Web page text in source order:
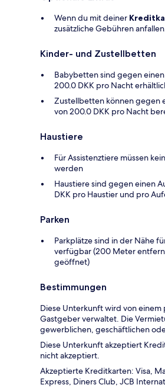
Wenn du mit deiner
zusätzliche Gebühren
Kinder- und Zustellbetten
Babybetten sind gegen
200.0 DKK pro Nacht
Zustellbetten können gegen
von 200.0 DKK pro Nacht
Haustiere
Für Assistenztiere müssen
werden
Haustiere sind gegen einen
DKK pro Haustier und pro
Parken
Parkplätze sind in der Nähe
verfügbar (200 Meter
geöffnet)
Bestimmungen
Diese Unterkunft wird von einem
Gastgeber verwaltet. Die
gewerblichen, geschäftlichen
Diese Unterkunft akzeptiert
nicht akzeptiert.
Akzeptierte Kreditkarten: Visa,
Express, Diners Club, JCB